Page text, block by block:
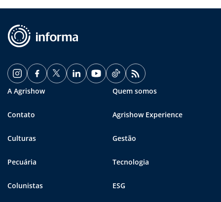
A Agrishow Quem somos
Contato Agrishow Experience
Culturas Gestão
Pecuária Tecnologia
Colunistas ESG